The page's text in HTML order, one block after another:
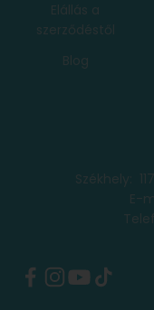
Elállás a
szerződéstől
Blog
Székhely:
E-